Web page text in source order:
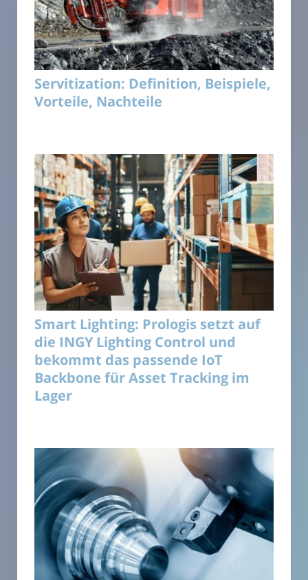
Servitization: Definition, Beispiele,
Vorteile, Nachteile
Smart Lighting: Prologis setzt auf
die INGY Lighting Control und
bekommt das passende IoT
Backbone für Asset Tracking im
Lager